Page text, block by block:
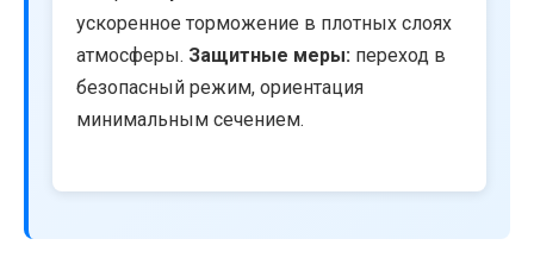
ускоренное торможение в плотных слоях
атмосферы. Защитные меры: переход в
безопасный режим, ориентация
минимальным сечением.